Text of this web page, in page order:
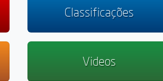
Classificações
Videos